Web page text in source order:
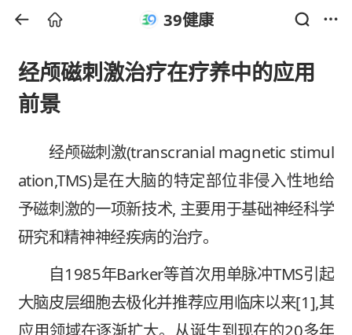
39健康
经颅磁刺激治疗在疗养中的应用
前景
经颅磁刺激(transcranial magnetic stimul
ation,TMS)是在大脑的特定部位非侵入性地给
予磁刺激的一项新技术, 主要用于基础神经科学
研究和精神神经疾病的治疗。
自1985年Barker等首次用单脉冲TMS引起
大脑皮层细胞去极化并推荐应用临床以来[1],其
应用领域在逐渐扩大。从诞生到现在的20多年